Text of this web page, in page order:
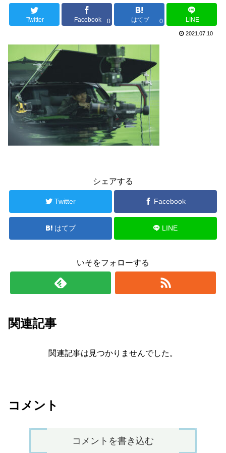
Twitter Facebook 0 はてブ 0 LINE
2021.07.10
シェアする
Twitter Facebook
はてブ LINE
いそをフォローする
関連記事
関連記事は見つかりませんでした。
コメント
コメントを書き込む